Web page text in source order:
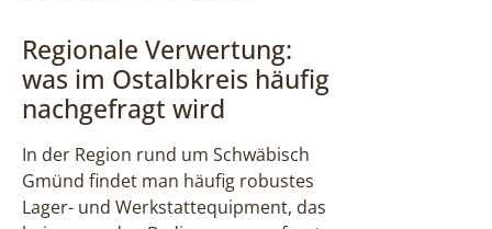
Regionale Verwertung:
was im Ostalbkreis häufig
nachgefragt wird
In der Region rund um Schwäbisch
Gmünd findet man häufig robustes
Lager- und Werkstattequipment, das